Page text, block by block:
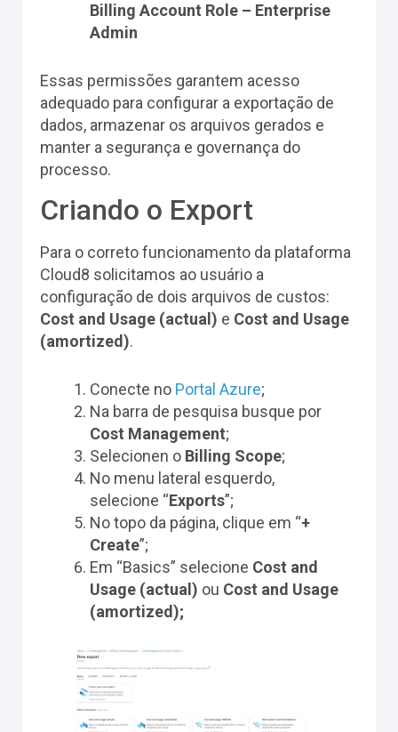
Billing Account Role – Enterprise
Admin
Essas permissões garantem acesso
adequado para configurar a exportação de
dados, armazenar os arquivos gerados e
manter a segurança e governança do
processo.
Criando o Export
Para o correto funcionamento da plataforma
Cloud8 solicitamos ao usuário a
configuração de dois arquivos de custos:
Cost and Usage (actual) e Cost and Usage
(amortized).
Conecte no Portal Azure;
Na barra de pesquisa busque por
Cost Management;
Selecionen o Billing Scope;
No menu lateral esquerdo,
selecione “Exports”;
No topo da página, clique em “+
Create”;
Em “Basics” selecione Cost and
Usage (actual) ou Cost and Usage
(amortized);